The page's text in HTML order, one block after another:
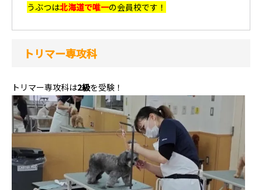
うぶつは北海道で唯一の会員校です！
トリマー専攻科
トリマー専攻科は2級を受験！